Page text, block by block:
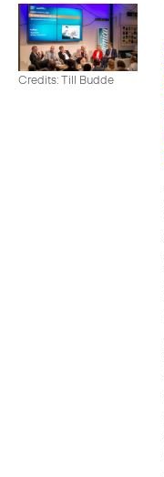
Credits: Till Budde